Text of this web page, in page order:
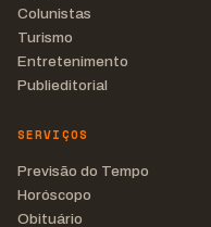
Colunistas
Turismo
Entretenimento
Publieditorial
SERVIÇOS
Previsão do Tempo
Horóscopo
Obituário